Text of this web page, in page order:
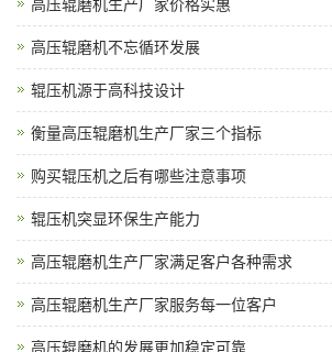
高压辊磨机生产厂家价格实惠
高压辊磨机不忘循环发展
辊压机源于高科技设计
衡量高压辊磨机生产厂家三个指标
购买辊压机之后有哪些注意事项
辊压机突显环保生产能力
高压辊磨机生产厂家满足客户各种需求
高压辊磨机生产厂家服务每一位客户
高压辊磨机的发展更加稳定可靠